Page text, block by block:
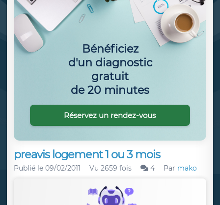
preavis logement 1 ou 3 mois
Publié le 09/02/2011 Vu 2659 fois 4 Par mako
Bénéficiez
d'un diagnostic
gratuit
de 20 minutes
Réservez un rendez-vous